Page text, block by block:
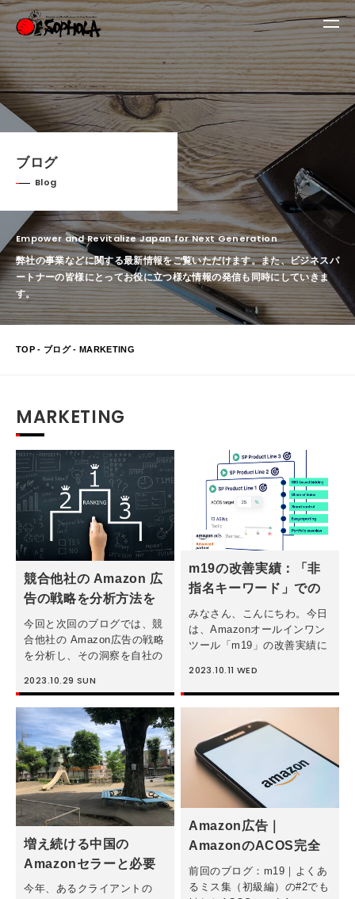
ブログ
Blog
Empower and Revitalize Japan for Next Generation
弊社の事業などに関する最新情報をご覧いただけます。また、ビジネスパ
ートナーの皆様にとってお役に立つ様な情報の発信も同時にしていきま
す。
TOP - ブログ- MARKETING
MARKETING
競合他社の Amazon 広
告の戦略を分析方法を
公開します！
今回と次回のブログでは、競
合他社の Amazon広告の戦略
を分析し、その洞察を自社の
単な方法を説明します。 今
の激しさの把握方法につい
て」書きますね。競争力のあ
る/ない […]
2023.10.29 SUN
m19の改善実績：「非
指名キーワード」での
売上がどれくらい伸び
たのか！？
みなさん、こんにちわ。今日
は、Amazonオールインワン
ツール「m19」の改善実績に
す。 広告主から良く聞く悩
みの一つに「非指名キーワー
ドでの獲得がなかなか伸びな
い」というのがありますよ
ね。 そ […]
2023.10.11 WED
増え続ける中国の
Amazonセラーと必要
な対策
今年、あるクライアントの
Amazon広告｜
AmazonのACOS完全
解説
前回のブログ：m19｜よくあ
るミス集（初級編）の#2でも